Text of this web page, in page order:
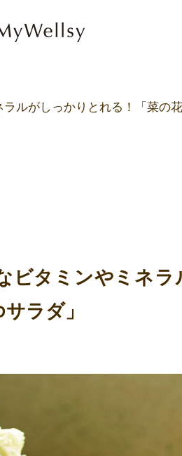
ルがしっかりとれる！「菜の
ビタミンやミネ
ラダ」